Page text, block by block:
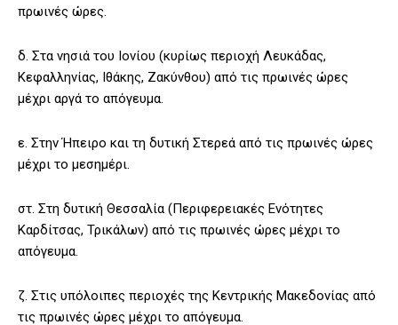
πρωινές ώρες.
δ. Στα νησιά του Ιονίου (κυρίως περιοχή Λευκάδας,
Κεφαλληνίας, Ιθάκης, Ζακύνθου) από τις πρωινές ώρες
μέχρι αργά το απόγευμα.
ε. Στην Ήπειρο και τη δυτική Στερεά από τις πρωινές ώρες
μέχρι το μεσημέρι.
στ. Στη δυτική Θεσσαλία (Περιφερειακές Ενότητες
Καρδίτσας, Τρικάλων) από τις πρωινές ώρες μέχρι το
απόγευμα.
ζ. Στις υπόλοιπες περιοχές της Κεντρικής Μακεδονίας από
τις πρωινές ώρες μέχρι το απόγευμα.